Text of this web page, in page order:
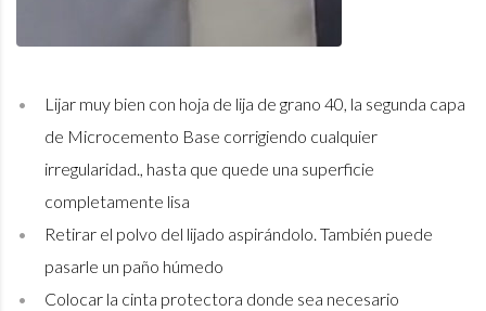
Lijar muy bien con hoja de lija de grano 40, la segunda capa
de Microcemento Base corrigiendo cualquier
irregularidad., hasta que quede una superficie
completamente lisa
Retirar el polvo del lijado aspirándolo. También puede
pasarle un paño húmedo
Colocar la cinta protectora donde sea necesario